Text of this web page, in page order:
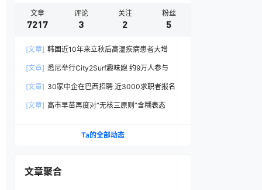
文章
7217
评论
3
关注
2
粉丝
5
[文章] 韩国近10年来立秋后高温疾病患者大增
[文章] 悉尼举行City2Surf趣味跑 约9万人参与
[文章] 30家中企在巴西招聘 近3000求职者报名
[文章] 高市早苗再度对“无核三原则”含糊表态
Ta的全部动态
文章聚合